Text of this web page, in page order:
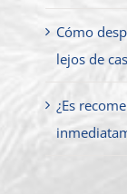
Cómo
lejos de
¿Es